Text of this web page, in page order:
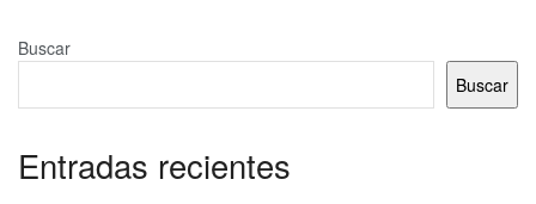
Buscar
Buscar
Entradas recientes